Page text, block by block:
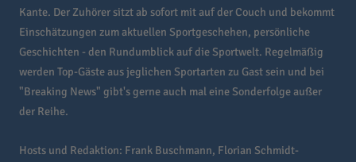
Kante. Der Zuhörer sitzt ab sofort mit auf der Couch und bekommt
Einschätzungen zum aktuellen Sportgeschehen, persönliche
Geschichten - den Rundumblick auf die Sportwelt. Regelmäßig
werden Top-Gäste aus jeglichen Sportarten zu Gast sein und bei
"Breaking News" gibt's gerne auch mal eine Sonderfolge außer
der Reihe.
Hosts und Redaktion: Frank Buschmann, Florian Schmidt-